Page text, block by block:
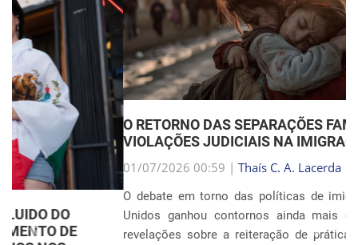
O RETORNO DAS SEPARAÇÕES FAMILIARES:
VIOLAÇÕES JUDICIAIS NA IMIGRAÇÃO DOS EUA
01/07/2026 00:59 |Thaís C. A. Lacerda
O debate em torno das políticas de imigração nos Estados
Unidos ganhou contornos ainda mais dramáticos com as
revelações sobre a reiteração de práticas punitivas severas
Anterior